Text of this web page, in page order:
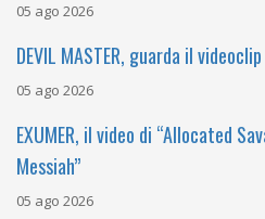
05 ago 2026
DEVIL MASTER, guarda il
05 ago 2026
EXUMER, il video di “Allocated
Messiah”
05 ago 2026